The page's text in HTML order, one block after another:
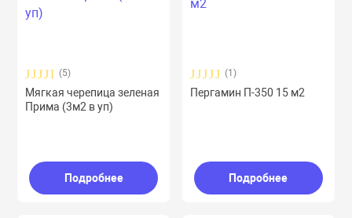
(5)
Мягкая черепица зеленая
Прима (3м2 в уп)
Подробнее
(1)
Пергамин П-350 15 м2
Подробнее